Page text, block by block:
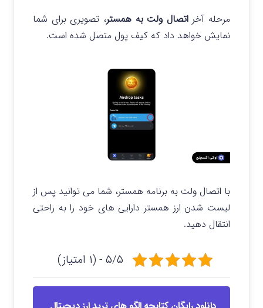
مرحله آخر اتصال ولت به همستر، تصویری برای شما
نمایش خواهد داد که کیف پول متصل شده است.
با اتصال ولت به برنامه همستر، شما می توانید پس از
لیست شدن ارز همستر دارایی های خود را به راحتی
انتقال دهید.
۵/۵ - (۱ امتیاز)